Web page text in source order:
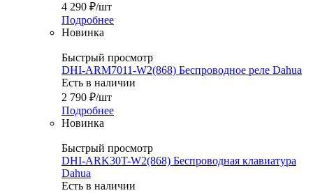
4 290 ₽/шт
Подробнее
Новинка
Быстрый просмотр
DHI-ARM7011-W2(868) Беспроводное реле Dahua
Есть в наличии
2 790 ₽/шт
Подробнее
Новинка
Быстрый просмотр
DHI-ARK30T-W2(868) Беспроводная клавиатура
Dahua
Есть в наличии